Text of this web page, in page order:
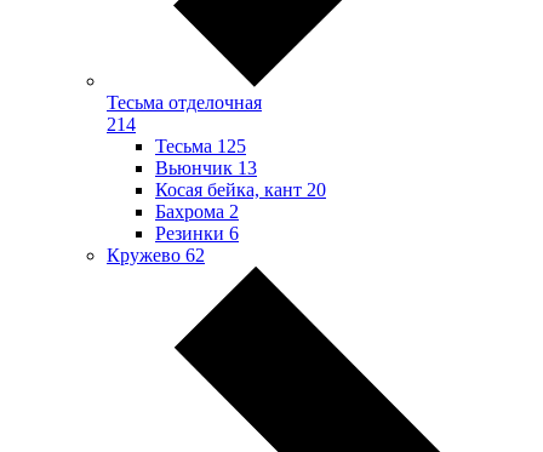
Тесьма отделочная
214
Тесьма 125
Вьюнчик 13
Косая бейка, кант 20
Бахрома 2
Резинки 6
Кружево 62